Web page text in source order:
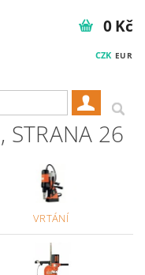
CZK EUR
0 Kč
, STRANA 26
VRTÁNÍ